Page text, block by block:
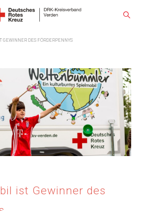
GEWINNER DES FÖRDERPENNYS
ist Gewinner des